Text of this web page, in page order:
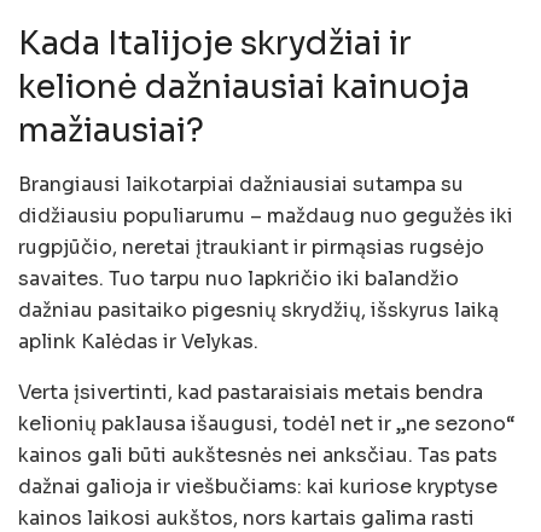
Kada Italijoje skrydžiai ir
kelionė dažniausiai kainuoja
mažiausiai?
Brangiausi laikotarpiai dažniausiai sutampa su
didžiausiu populiarumu – maždaug nuo gegužės iki
rugpjūčio, neretai įtraukiant ir pirmąsias rugsėjo
savaites. Tuo tarpu nuo lapkričio iki balandžio
dažniau pasitaiko pigesnių skrydžių, išskyrus laiką
aplink Kalėdas ir Velykas.
Verta įsivertinti, kad pastaraisiais metais bendra
kelionių paklausa išaugusi, todėl net ir „ne sezono“
kainos gali būti aukštesnės nei anksčiau. Tas pats
dažnai galioja ir viešbučiams: kai kuriose kryptyse
kainos laikosi aukštos, nors kartais galima rasti